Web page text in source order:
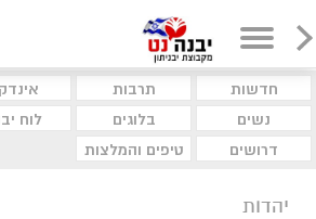
חדשות תרבות
נשים
בלוגים לוח
דרושים
טיפים והמלצות
יהדות